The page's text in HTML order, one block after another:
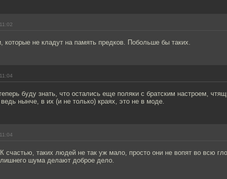
которые не кладут на память предков. Побольше бы таких.
буду знать, что остались еще поляки с братским настроем,
нынче, в их (и не только) краях, это не в моде.
счастью, таких людей не так уж мало, просто они не вопят во всю
лишнего шума делают доброе дело.